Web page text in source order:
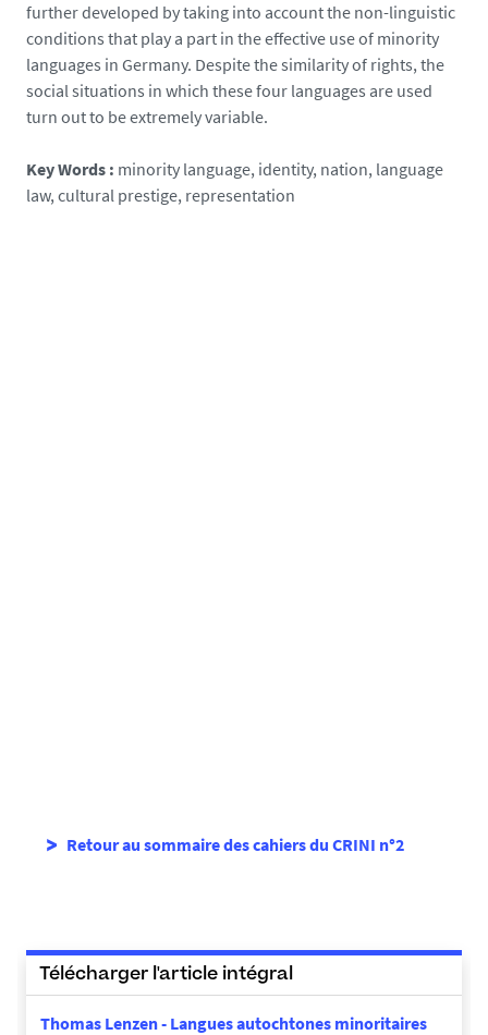
further developed by taking into account the non-linguistic
conditions that play a part in the effective use of minority
languages in Germany. Despite the similarity of rights, the
social situations in which these four languages are used
turn out to be extremely variable.
Key Words : minority language, identity, nation, language
law, cultural prestige, representation
Retour au sommaire des cahiers du CRINI n°2
Télécharger l'article intégral
Thomas Lenzen - Langues autochtones minoritaires